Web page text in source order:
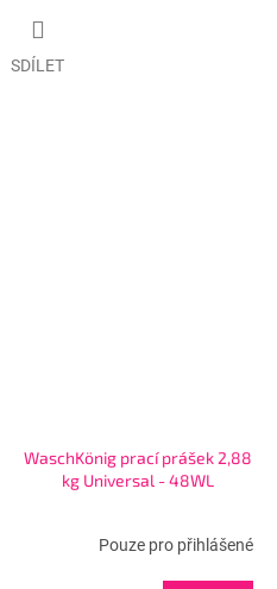
SDÍLET
WaschKönig prací prášek 2,88
kg Universal - 48WL
Pouze pro přihlášené